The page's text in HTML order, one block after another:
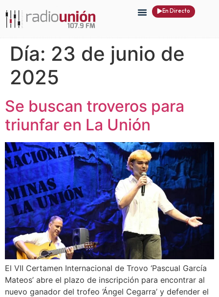
En Directo
Día: 23 de junio de
2025
Se buscan troveros para
triunfar en La Unión
El VII Certamen Internacional de Trovo ‘Pascual García
Mateos’ abre el plazo de inscripción para encontrar al
nuevo ganador del trofeo ‘Ángel Cegarra’ y defender el